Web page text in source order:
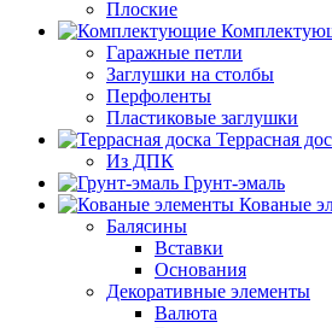
Плоские
Гаражные петли
Заглушки на столбы
Перфоленты
Пластиковые заглушки
Террасная
Из ДПК
Грунт-эмаль
Кованые
Балясины
Вставки
Основания
Декоративные элементы
Валюта